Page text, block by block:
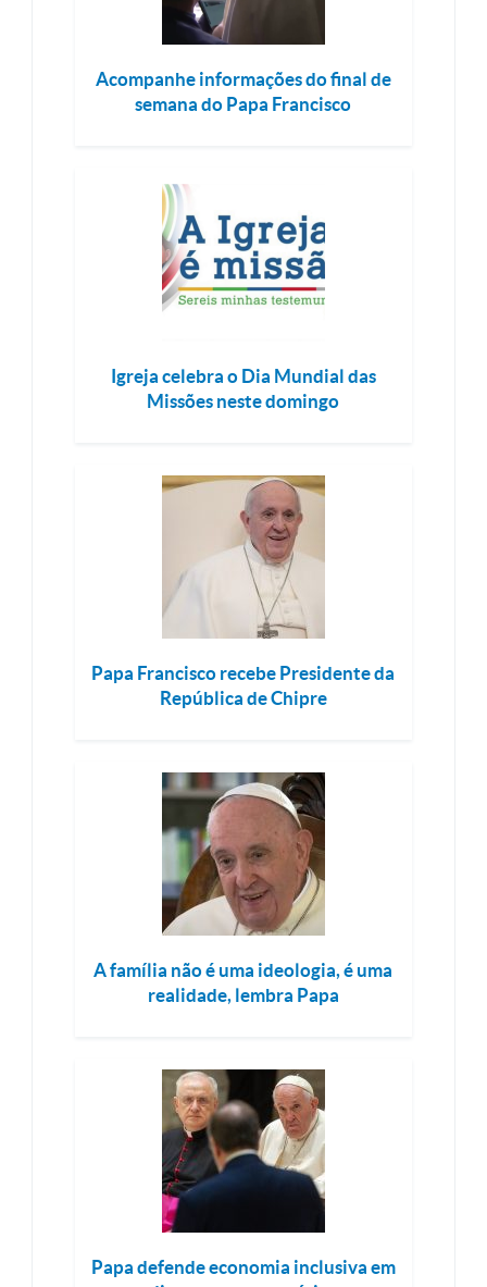
Acompanhe informações do final de
semana do Papa Francisco
Igreja celebra o Dia Mundial das
Missões neste domingo
Papa Francisco recebe Presidente da
República de Chipre
A família não é uma ideologia, é uma
realidade, lembra Papa
Papa defende economia inclusiva em